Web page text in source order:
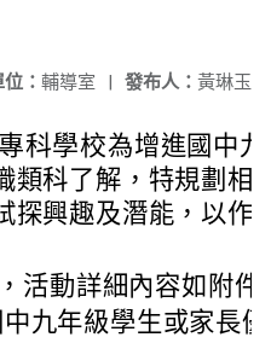
發布人： 黃琳玉
： 輔導室 |
科學校為增進國中
類科了解，特規劃相
探興趣及潛能，以作
活動詳細內容如附件
九年級學生或家長